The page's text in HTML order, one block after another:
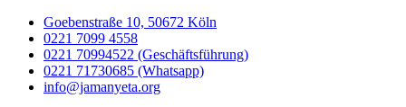
Goebenstraße 10, 50672 Köln
0221 7099 4558
0221 70994522 (Geschäftsführung)
0221 71730685 (Whatsapp)
info@jamanyeta.org